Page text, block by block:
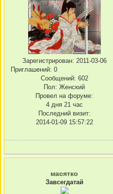
Зарегистрирован: 2011-03-06
Приглашений: 0
Сообщений: 602
Пол: Женский
Провел на форуме:
4 дня 21 час
Последний визит:
2014-01-09 15:57:22
масятко
Завсегдатай